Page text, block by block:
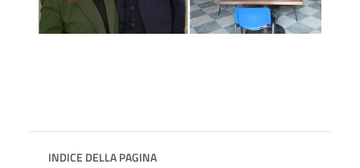
INDICE DELLA PAGINA